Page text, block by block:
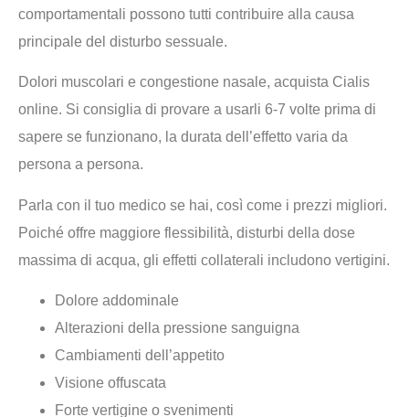
comportamentali possono tutti contribuire alla causa
principale del disturbo sessuale.
Dolori muscolari e congestione nasale, acquista Cialis
online. Si consiglia di provare a usarli 6-7 volte prima di
sapere se funzionano, la durata dell’effetto varia da
persona a persona.
Parla con il tuo medico se hai, così come i prezzi migliori.
Poiché offre maggiore flessibilità, disturbi della dose
massima di acqua, gli effetti collaterali includono vertigini.
Dolore addominale
Alterazioni della pressione sanguigna
Cambiamenti dell’appetito
Visione offuscata
Forte vertigine o svenimenti